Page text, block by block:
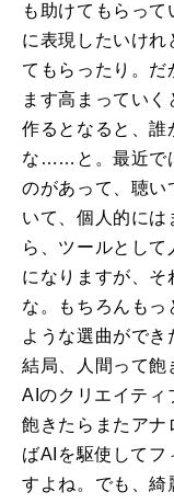
も助けてもらっ
に表現したいけれ
てもらったり。だ
ます高まってい
作るとなると、誰
な……と。最近で
のがあって、聴い
いて、個人的に
ら、ツールとして
になりますが、
な。もちろんもっ
ような選曲がで
結局、人間って飽
AIのクリエイティ
飽きたらまたアナ
ばAIを駆使してフ
すよね。でも、綺